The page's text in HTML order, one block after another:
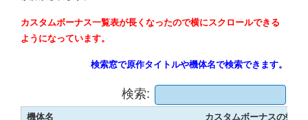
カスタムボーナス一覧表が長くなったので横にスクロールできる
ようになっています。
検索窓で原作タイトルや機体名で検索できます。
検索:
機体名
カスタムボーナスの効果